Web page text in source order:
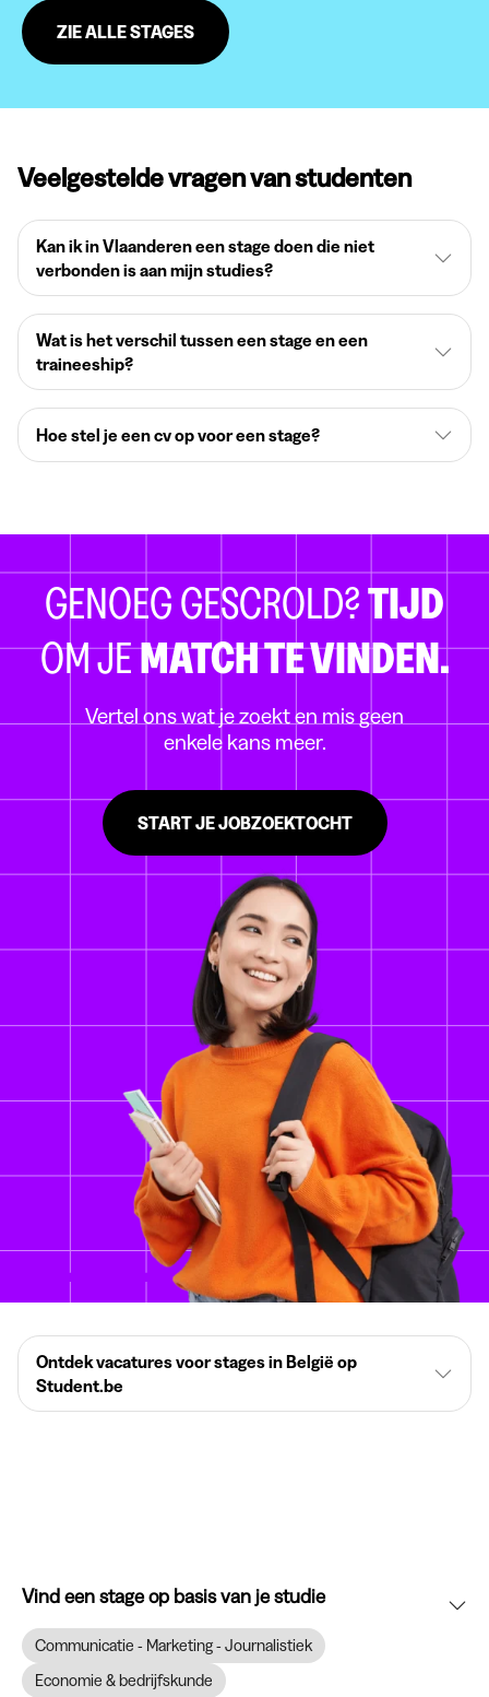
ZIE ALLE STAGES
Veelgestelde vragen van studenten
Kan ik in Vlaanderen een stage doen die niet
verbonden is aan mijn studies?
Wat is het verschil tussen een stage en een
traineeship?
Hoe stel je een cv op voor een stage?
GENOEG GESCROLD?TIJD
OM JEMATCH TE VINDEN.
Vertel ons wat je zoekt en mis geen
enkele kans meer.
START JE JOBZOEKTOCHT
Ontdek vacatures voor stages in België op
Student.be
Vind een stage op basis van je studie
Communicatie - Marketing - Journalistiek
Economie & bedrijfskunde